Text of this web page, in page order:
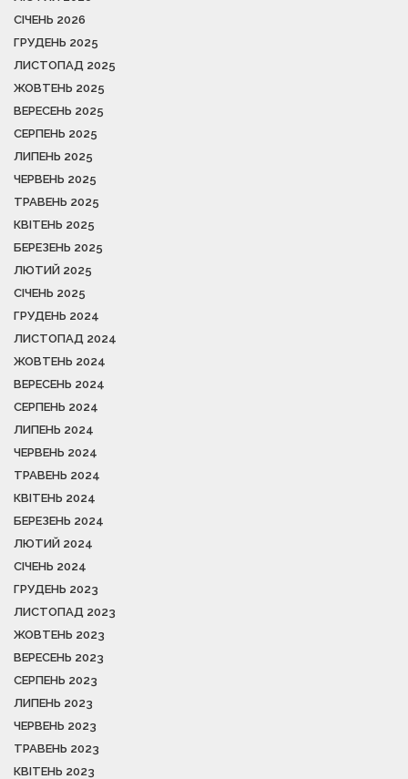
СІЧЕНЬ 2026
ГРУДЕНЬ 2025
ЛИСТОПАД 2025
ЖОВТЕНЬ 2025
ВЕРЕСЕНЬ 2025
СЕРПЕНЬ 2025
ЛИПЕНЬ 2025
ЧЕРВЕНЬ 2025
ТРАВЕНЬ 2025
КВІТЕНЬ 2025
БЕРЕЗЕНЬ 2025
ЛЮТИЙ 2025
СІЧЕНЬ 2025
ГРУДЕНЬ 2024
ЛИСТОПАД 2024
ЖОВТЕНЬ 2024
ВЕРЕСЕНЬ 2024
СЕРПЕНЬ 2024
ЛИПЕНЬ 2024
ЧЕРВЕНЬ 2024
ТРАВЕНЬ 2024
КВІТЕНЬ 2024
БЕРЕЗЕНЬ 2024
ЛЮТИЙ 2024
СІЧЕНЬ 2024
ГРУДЕНЬ 2023
ЛИСТОПАД 2023
ЖОВТЕНЬ 2023
ВЕРЕСЕНЬ 2023
СЕРПЕНЬ 2023
ЛИПЕНЬ 2023
ЧЕРВЕНЬ 2023
ТРАВЕНЬ 2023
КВІТЕНЬ 2023